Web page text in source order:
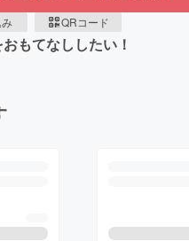
QRコード
もてなししたい！